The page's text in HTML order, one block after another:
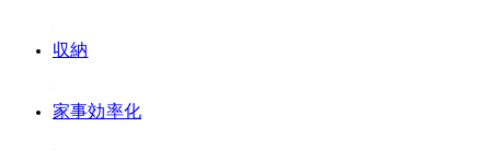
#収納
#家事効率化